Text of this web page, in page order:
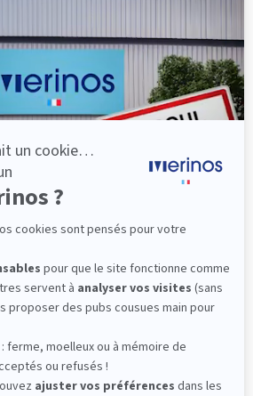
Découvrir
3x ou 4x sans frais